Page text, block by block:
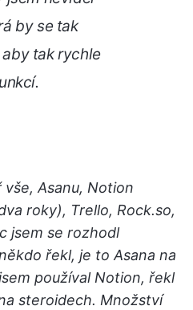
by se tak
tak rychle
Asanu, Notion
roky), Trello, Rock.so,
jsem se rozhodl
řekl, je to Asana na
používal Notion, řekl
steroidech. Množství